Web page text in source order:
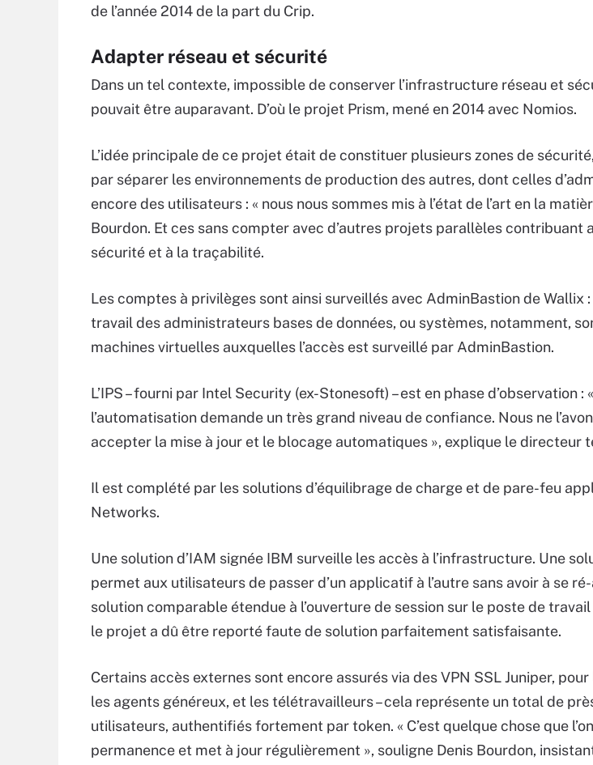
de l’année 2014 de la part du Crip.
Adapter réseau et sécurité
Dans un tel contexte, impossible de conserver l’infrastructure réseau et
pouvait être auparavant. D’où le projet Prism, mené en 2014 avec Nomios.
L’idée principale de ce projet était de constituer plusieurs zones de
par séparer les environnements de production des autres, dont celles
encore des utilisateurs : « nous nous sommes mis à l’état de l’art en la
Bourdon. Et ces sans compter avec d’autres projets parallèles contribuant
sécurité et à la traçabilité.
Les comptes à privilèges sont ainsi surveillés avec AdminBastion de Wallix
travail des administrateurs bases de données, ou systèmes, notamment,
machines virtuelles auxquelles l’accès est surveillé par AdminBastion.
L’IPS – fourni par Intel Security (ex-Stonesoft) – est en phase d’observation :
l’automatisation demande un très grand niveau de confiance. Nous ne
accepter la mise à jour et le blocage automatiques », explique le directeur
Il est complété par les solutions d’équilibrage de charge et de pare-feu
Networks.
Une solution d’IAM signée IBM surveille les accès à l’infrastructure. Une
permet aux utilisateurs de passer d’un applicatif à l’autre sans avoir à se
solution comparable étendue à l’ouverture de session sur le poste de travail
le projet a dû être reporté faute de solution parfaitement satisfaisante.
Certains accès externes sont encore assurés via des VPN SSL Juniper,
les agents généreux, et les télétravailleurs – cela représente un total de
utilisateurs, authentifiés fortement par token. « C’est quelque chose que
permanence et met à jour régulièrement », souligne Denis Bourdon,